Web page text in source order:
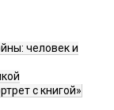
человек и
с книгой»